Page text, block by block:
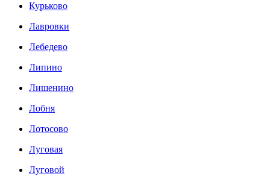
Курьково
Лавровки
Лебедево
Липино
Лишенино
Лобня
Лотосово
Луговая
Луговой